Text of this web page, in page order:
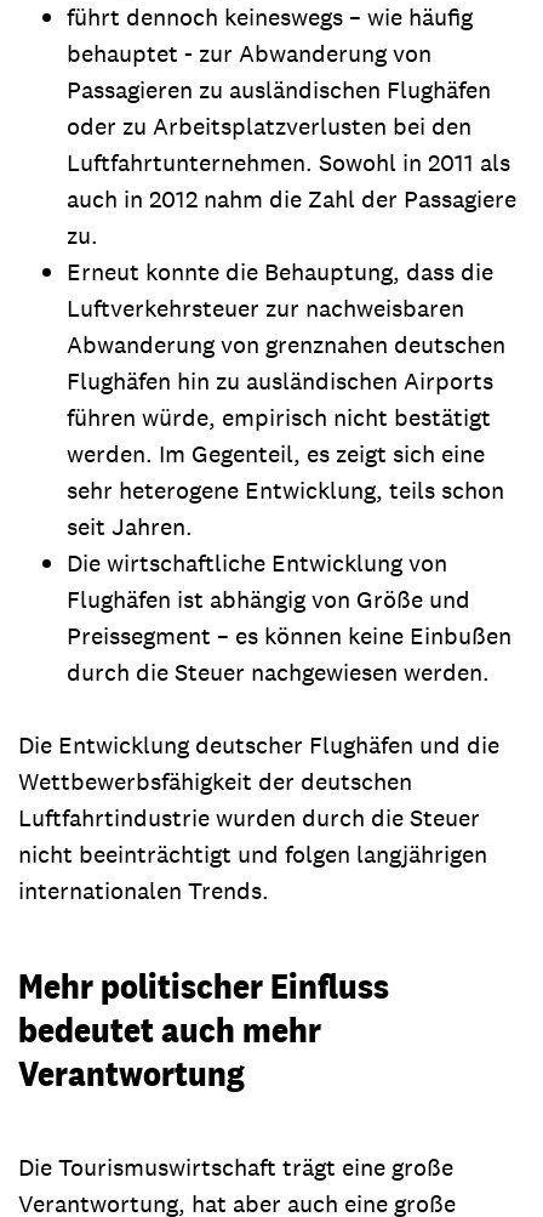
führt dennoch keineswegs – wie häufig
behauptet - zur Abwanderung von
Passagieren zu ausländischen Flughäfen
oder zu Arbeitsplatzverlusten bei den
Luftfahrtunternehmen. Sowohl in 2011 als
auch in 2012 nahm die Zahl der Passagiere
zu.
Erneut konnte die Behauptung, dass die
Luftverkehrsteuer zur nachweisbaren
Abwanderung von grenznahen deutschen
Flughäfen hin zu ausländischen Airports
führen würde, empirisch nicht bestätigt
werden. Im Gegenteil, es zeigt sich eine
sehr heterogene Entwicklung, teils schon
seit Jahren.
Die wirtschaftliche Entwicklung von
Flughäfen ist abhängig von Größe und
Preissegment – es können keine Einbußen
durch die Steuer nachgewiesen werden.
Die Entwicklung deutscher Flughäfen und die
Wettbewerbsfähigkeit der deutschen
Luftfahrtindustrie wurden durch die Steuer
nicht beeinträchtigt und folgen langjährigen
internationalen Trends.
Mehr politischer Einfluss
bedeutet auch mehr
Verantwortung
Die Tourismuswirtschaft trägt eine große
Verantwortung, hat aber auch eine große